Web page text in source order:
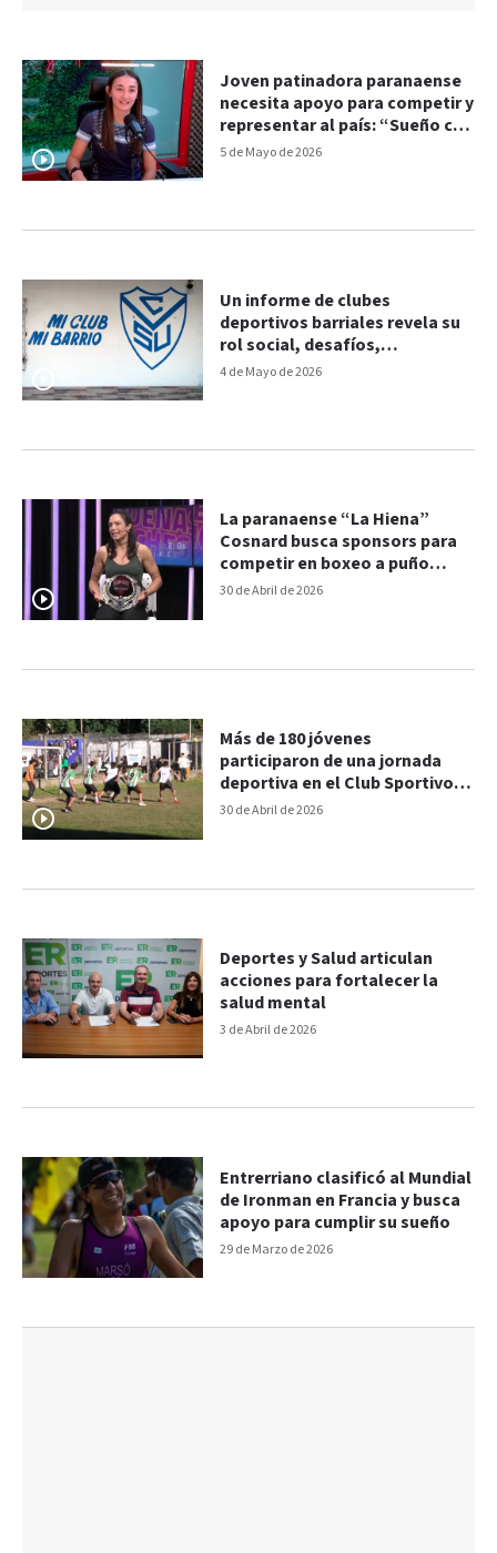
5 de Mayo de 2026
Joven patinadora paranaense
necesita apoyo para competir y
representar al país: “Sueño con
el Mundial”
4 de Mayo de 2026
Un informe de clubes
deportivos barriales revela su
rol social, desafíos,
dificultades y abre una
30 de Abril de 2026
La paranaense “La Hiena”
Cosnard busca sponsors para
competir en boxeo a puño
limpio en Uruguay
30 de Abril de 2026
Más de 180 jóvenes
participaron de una jornada
deportiva en el Club Sportivo
Urquiza de Paraná
3 de Abril de 2026
Deportes y Salud articulan
acciones para fortalecer la
salud mental
29 de Marzo de 2026
Entrerriano clasificó al Mundial
de Ironman en Francia y busca
apoyo para cumplir su sueño